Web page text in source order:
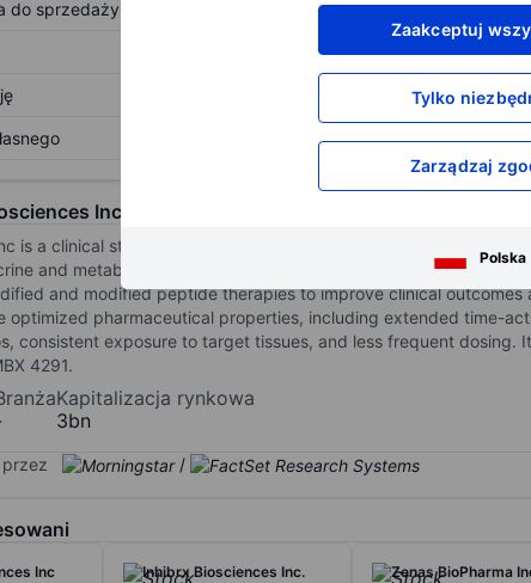
Zaakceptuj
Tylko
Zarządzaj
Polska
do sprzedaży
Otwórz kontoaby uzyskać
Inc.
is a clinical stage biopharmaceutical company focused on the
and metabolic disorders. The company designed its
and modified peptide therapies to improve clinical
optimized pharmaceutical properties, including extended time-
consistent exposure to target tissues, and less frequent
4291.
Kapitalizacja rynkowa
3bn
/
Inc Inhibrx Biosciences Inc. Zenas BioPharma